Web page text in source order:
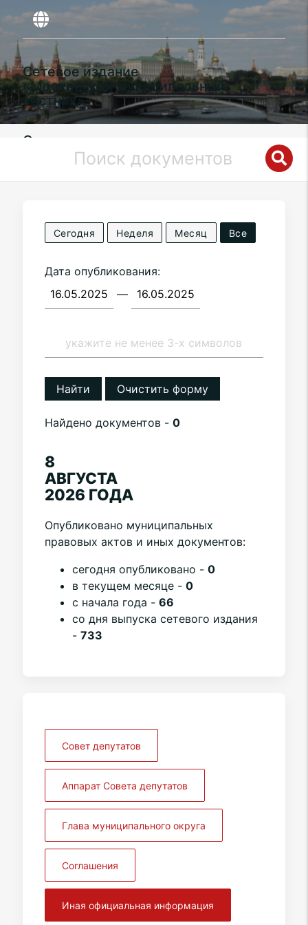
Сетевое издание
«Московский муниципальный
вестник»
Органы местного самоуправления
муниципального округаТаганский
в
городе Москве
Сегодня Неделя Месяц Все
Дата опубликования:
—
Найти Очистить форму
Найдено документов - 0
8
АВГУСТА
2026 ГОДА
Опубликовано муниципальных
правовых актов и иных документов:
cегодня опубликовано - 0
в текущем месяце - 0
с начала года - 66
со дня выпуска сетевого издания
- 733
Совет депутатов
Аппарат Совета депутатов
Глава муниципального округа
Соглашения
Иная официальная информация